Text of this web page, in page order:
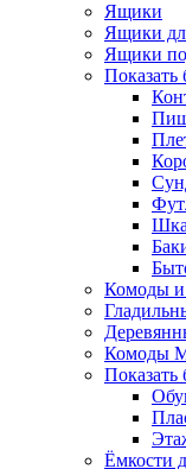
Ящики
Ящики
Ящики
Показать
Комоды и
Комоды
Показать
Ёмкости